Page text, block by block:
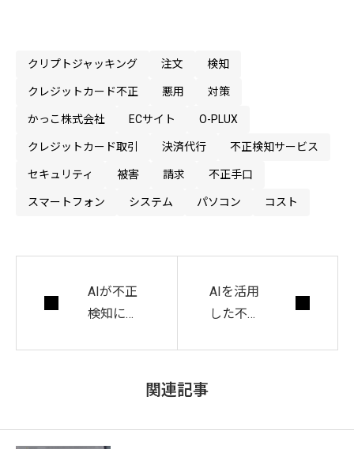
クリプトジャッキング 注文 検知
クレジットカード不正 悪用 対策
かっこ株式会社 ECサイト O-PLUX
クレジットカード取引 決済代行 不正検知サービス
セキュリティ 被害 請求 不正手口
スマートフォン システム パソコン コスト
AIが不正
検知にも
AIを活用
した不正
関連記事